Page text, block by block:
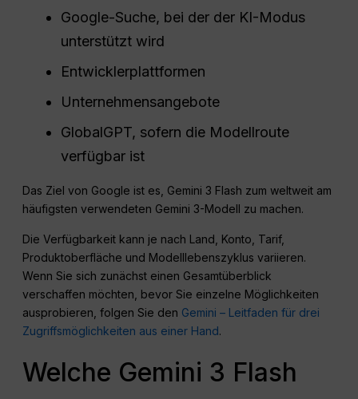
Google-Suche, bei der der KI-Modus
unterstützt wird
Entwicklerplattformen
Unternehmensangebote
GlobalGPT, sofern die Modellroute
verfügbar ist
Das Ziel von Google ist es, Gemini 3 Flash zum weltweit am
häufigsten verwendeten Gemini 3-Modell zu machen.
Die Verfügbarkeit kann je nach Land, Konto, Tarif,
Produktoberfläche und Modelllebenszyklus variieren.
Wenn Sie sich zunächst einen Gesamtüberblick
verschaffen möchten, bevor Sie einzelne Möglichkeiten
ausprobieren, folgen Sie den Gemini – Leitfaden für drei
Zugriffsmöglichkeiten aus einer Hand.
Welche Gemini 3 Flash